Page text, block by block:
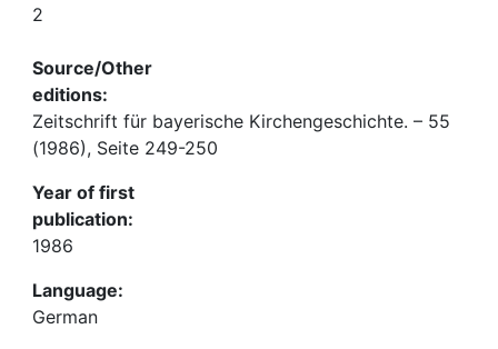
2
Source/Other
editions:
Zeitschrift für bayerische Kirchengeschichte. – 55
(1986), Seite 249-250
Year of first
publication:
1986
Language:
German